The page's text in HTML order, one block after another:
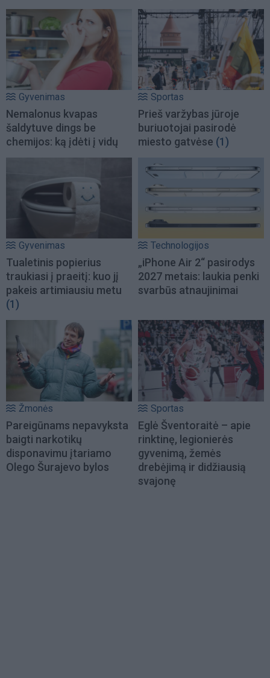
Gyvenimas
Nemalonus kvapas
šaldytuve dings be
chemijos: ką įdėti į vidų
Sportas
Prieš varžybas jūroje
buriuotojai pasirodė
miesto gatvėse (1)
Gyvenimas
Tualetinis popierius
traukiasi į praeitį: kuo jį
pakeis artimiausiu metu
(1)
Technologijos
„iPhone Air 2“ pasirodys
2027 metais: laukia penki
svarbūs atnaujinimai
Žmonės
Pareigūnams nepavyksta
baigti narkotikų
disponavimu įtariamo
Olego Šurajevo bylos
Sportas
Eglė Šventoraitė – apie
rinktinę, legionierės
gyvenimą, žemės
drebėjimą ir didžiausią
svajonę